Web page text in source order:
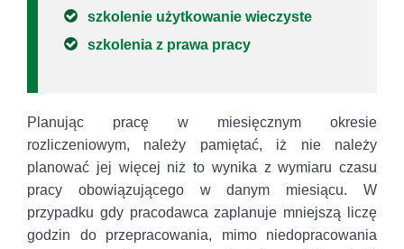
szkolenie użytkowanie wieczyste
szkolenia z prawa pracy
Planując pracę w miesięcznym okresie
rozliczeniowym, należy pamiętać, iż nie należy
planować jej więcej niż to wynika z wymiaru czasu
pracy obowiązującego w danym miesiącu. W
przypadku gdy pracodawca zaplanuje mniejszą liczę
godzin do przepracowania, mimo niedopracowania